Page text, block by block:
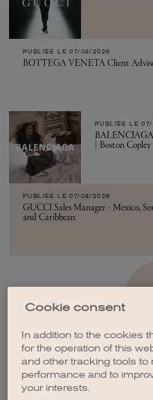
PUBLIÉE LE 07/08/2026
BOTTEGA VENETA Client
PUBLIÉE LE
BALENCIAGA
| Boston
PUBLIÉE LE 07/08/2026
GUCCI Sales Manager - Mexico,
and Caribbean
CRÉER
Cookie consent
In addition to the cookies
for the operation of this
and other tracking tools
performance and to
your interests.